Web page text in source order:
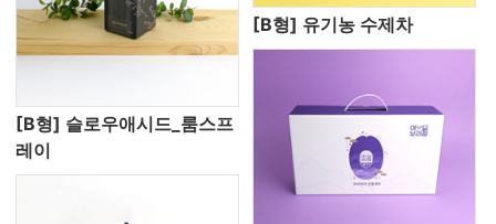
[B형] 슬로우애시드_룸스프
레이
[B형] 유기농 수제차